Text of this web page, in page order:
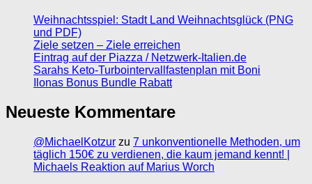
Weihnachtsspiel: Stadt Land Weihnachtsglück (PNG
und PDF)
Ziele setzen – Ziele erreichen
Eintrag auf der Piazza / Netzwerk-Italien.de
Sarahs Keto-Turbointervallfastenplan mit Boni
Ilonas Bonus Bundle Rabatt
Neueste Kommentare
@MichaelKotzur zu 7 unkonventionelle Methoden, um
täglich 150€ zu verdienen, die kaum jemand kennt! |
Michaels Reaktion auf Marius Worch